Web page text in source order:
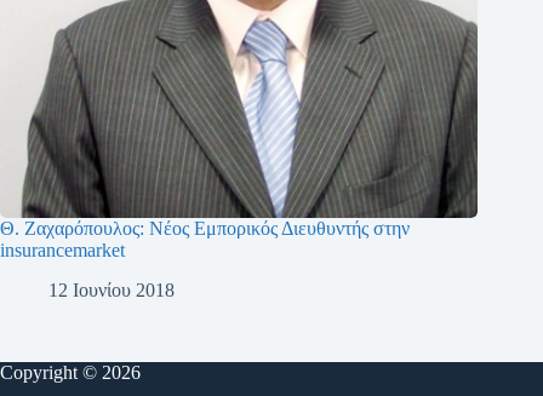
Θ. Ζαχαρόπουλος: Νέος Εμπορικός Διευθυντής στην
insurancemarket
12 Ιουνίου 2018
Copyright © 2026